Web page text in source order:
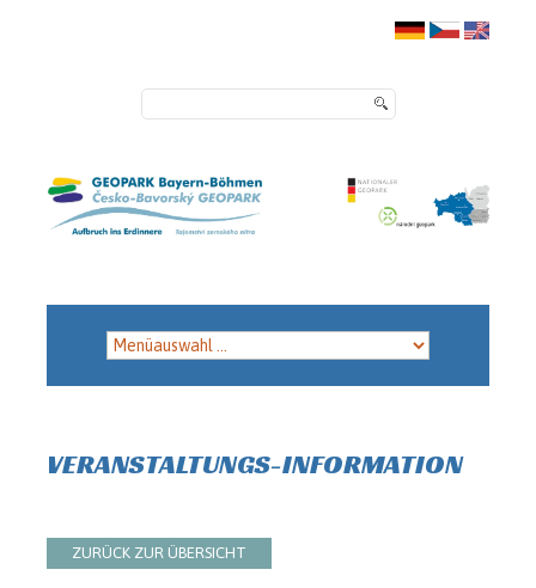
VERANSTALTUNGS-INFORMATION
ZURÜCK ZUR ÜBERSICHT